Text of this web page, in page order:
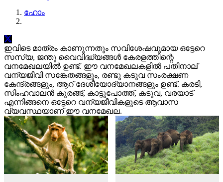
ഹോം
ഇവിടെ മാത്രം കാണുന്നതും സവിശേഷവുമായ ഒട്ടേറെ
സസ്യ, ജന്തു വൈവിദ്ധ്യങ്ങള്‍ കേരളത്തിന്റെ
വനമേഖലയില്‍ ഉണ്ട്. ഈ വനമേഖലകളില്‍ പതിനാല്
വന്യജീവി സങ്കേതങ്ങളും, രണ്ടു കടുവ സംരക്ഷണ
കേന്ദ്രങ്ങളും, ആറ് ദേശീയോദ്യാനങ്ങളും ഉണ്ട്. കരടി,
സിംഹവാലന്‍ കുരങ്ങ്, കാട്ടുപോത്ത്, കടുവ, വരയാട്
എന്നിങ്ങനെ ഒട്ടേറെ വന്യജീവികളുടെ ആവാസ
വ്യവസ്ഥയാണ് ഈ വനമേഖല.
?>?>?>?> ?>?>?>?>